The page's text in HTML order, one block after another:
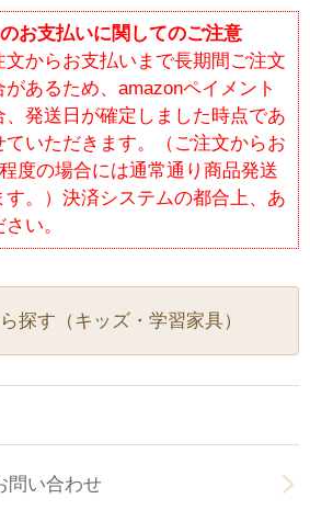
お支払いに関してのご注意
文からお支払いまで長期間ご注文
あるため、amazonペイメント
発送日が確定しました時点であ
ていただきます。（ご注文からお
度の場合には通常通り商品発送
。）決済システムの都合上、あ
い。
探す（キッズ・学習家具）
問い合わせ